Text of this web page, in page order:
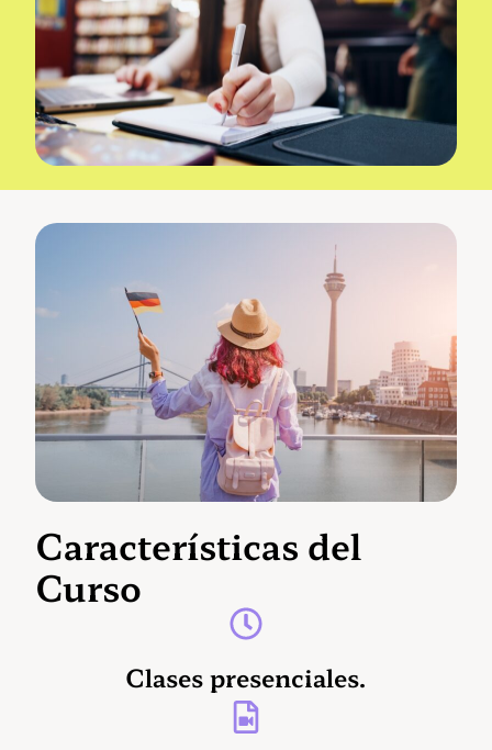
Características del
Curso
Clases presenciales.